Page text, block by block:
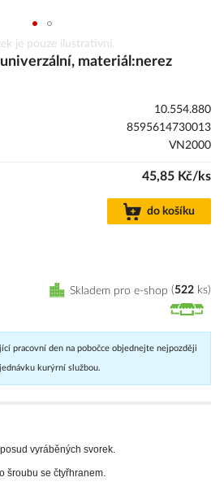
je pouze ilustrativní.
materiál:nerez
10.554.880
8595614730013
VN2000
45,85 Kč/ks
do košíku
Skladem pro e-shop 522 ks
pracovní den na pobočce objednejte nejpozději
kurýrní službou.
vyráběných svorek.
šroubu se čtyřhranem.